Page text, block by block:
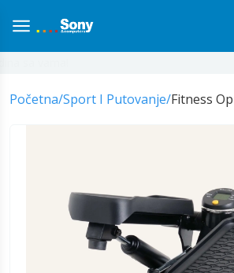
Početna/Sport I Putovanje/Fitness